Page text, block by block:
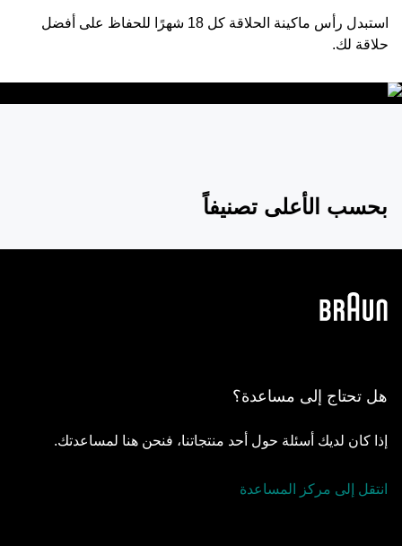
استبدل رأس ماكينة الحلاقة كل 18 شهرًا للحفاظ على أفضل
حلاقة لك.
بحسب الأعلى تصنيفاً
هل تحتاج إلى مساعدة؟
إذا كان لديك أسئلة حول أحد منتجاتنا، فنحن هنا لمساعدتك.
انتقل إلى مركز المساعدة